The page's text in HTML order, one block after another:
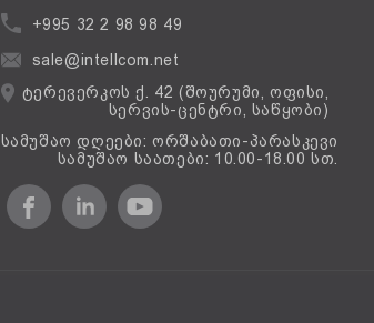
+995 32 2 98 98 49
sale@intellcom.net
ტერევერკოს ქ. 42 (შოურუმი, ოფისი,
სერვის-ცენტრი, საწყობი)
სამუშაო დღეები: ორშაბათი-პარასკევი
სამუშაო საათები: 10.00-18.00 სთ.